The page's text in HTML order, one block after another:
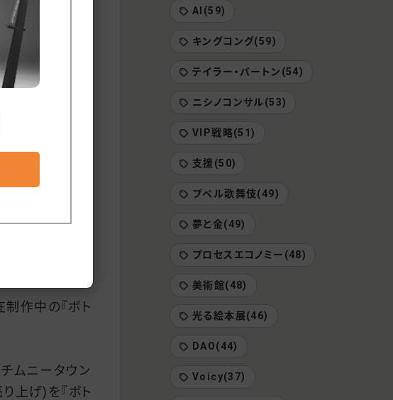
てイイ。
っていて、そ
こと)を証明
ドロールに
ドロールを観
サーです」を
作中の『ボト
ムニータウン
上げ)を『ボト
AI(59)
キングコング(59)
テイラー・バートン(54)
ニシノコンサル(53)
VIP戦略(51)
支援(50)
プペル歌舞伎(49)
夢と金(49)
プロセスエコノミー(48)
美術館(48)
光る絵本展(46)
DAO(44)
Voicy(37)